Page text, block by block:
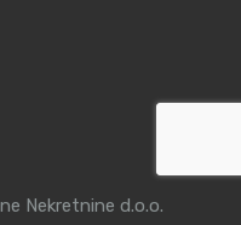
Nekretnine d.o.o.